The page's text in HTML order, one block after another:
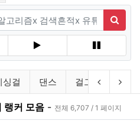
어
검색
록
싱걸 댄스 걸그룹 연예
이전 분류
다
랭커 모음 - 전체 6,707 / 1 페이지